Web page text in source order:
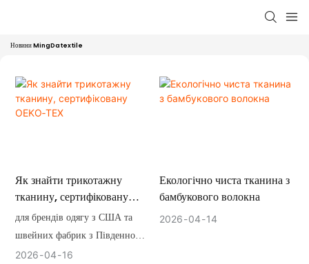
Новини MingDatextile
Як знайти трикотажну
тканину, сертифіковану
OEKO‑TEX
для брендів одягу з США та
швейних фабрик з Південно-
Східної Європи
2026 04 16
Екологічно чиста тканина з
бамбукового волокна
2026 04 14